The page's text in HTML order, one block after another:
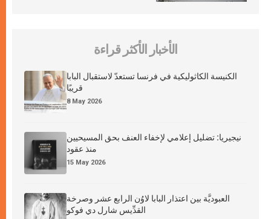
الأخبار الأكثر قراءة
الكنيسة الكاثوليكية في فرنسا تستعدّ لاستقبال البابا
قريبًا
8 May 2026
نيجيريا: تضليل إعلامي لإخفاء العنف بحق المسيحيين
منذ عقود
15 May 2026
العبوديَّة بين اعتذار البابا لاوُن الرابع عشر وصرخة
القدِّيس شارل دي فوكو